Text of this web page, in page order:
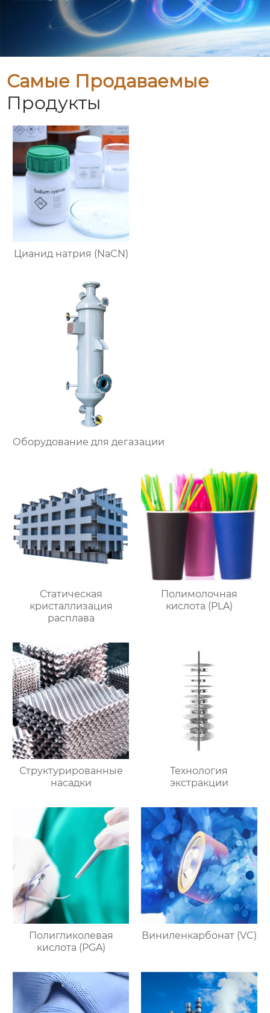
Самые Продаваемые
Продукты
Цианид натрия (NaCN)
Оборудование для дегазации
Статическая
кристаллизация
расплава
Полимолочная
кислота (PLA)
Структурированные
насадки
Технология
экстракции
Полигликолевая
кислота (PGA)
Виниленкарбонат (VC)